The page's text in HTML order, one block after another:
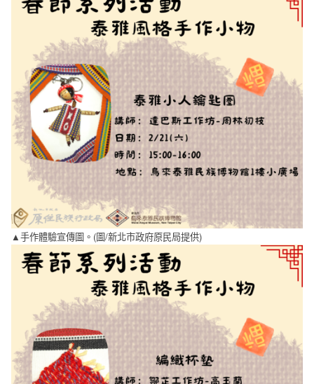
▲手作體驗宣傳圖。(圖/新北市政府原民局提供)